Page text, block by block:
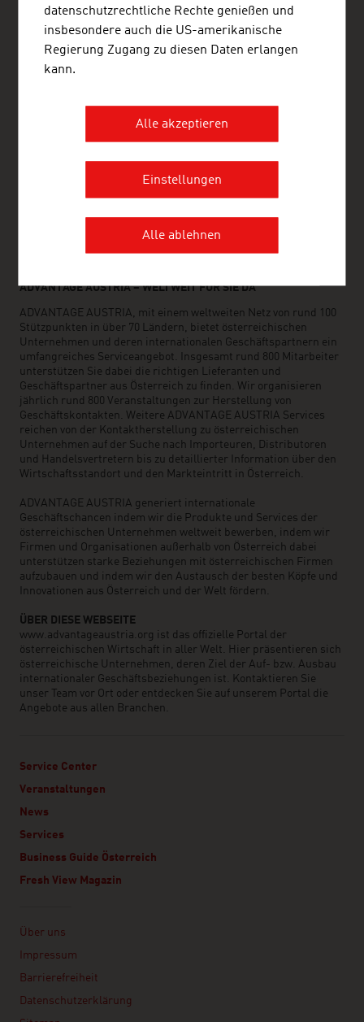
Zollhof 8
40221 Düsseldorf
Deutschland
+49 211 78 17 43 20
www.advantageaustria.org/de
Branchen und Unternehmen der österreichischen
ADVANTAGE AUSTRIA – WELTWEIT FÜR SIE DA
ADVANTAGE AUSTRIA, mit einem weltweiten Netz von rund 100
Stützpunkten in über 70 Ländern, bietet österreichischen
Unternehmen und deren internationalen Geschäftspartnern ein
umfangreiches Serviceangebot. Insgesamt rund 800 Mitarbeiter
unterstützen Sie dabei die richtigen Lieferanten und
Geschäftspartner aus Österreich zu finden. Wir organisieren
jährlich rund 800 Veranstaltungen zur Herstellung von
Geschäftskontakten. Weitere ADVANTAGE AUSTRIA Services
reichen von der Kontaktherstellung zu österreichischen
Unternehmen auf der Suche nach Importeuren, Distributoren
und Handelsvertretern bis zu detaillierter Information über den
Wirtschaftsstandort und den Markteintritt in Österreich.
ADVANTAGE AUSTRIA generiert internationale
Geschäftschancen indem wir die Produkte und Services der
österreichischen Unternehmen weltweit bewerben, indem wir
Firmen und Organisationen außerhalb von Österreich dabei
unterstützen starke Beziehungen mit österreichischen Firmen
aufzubauen und indem wir den Austausch der besten Köpfe und
Innovationen aus Österreich und der Welt fördern.
ÜBER DIESE WEBSEITE
www.advantageaustria.org ist das offizielle Portal der
österreichischen Wirtschaft in aller Welt. Hier präsentieren sich
österreichische Unternehmen, deren Ziel der Auf- bzw. Ausbau
internationaler Geschäftsbeziehungen ist. Kontaktieren Sie
unser Team vor Ort oder entdecken Sie auf unserem Portal die
Angebote aus allen Branchen.
Service Center
Veranstaltungen
News
Services
Business Guide Österreich
Fresh View Magazin
Über uns
Impressum
Barrierefreiheit
Datenschutzerklärung
datenschutzrechtliche Rechte genießen und
insbesondere auch die US-amerikanische
Regierung Zugang zu diesen Daten erlangen
kann.
Alle akzeptieren
Einstellungen
Alle ablehnen